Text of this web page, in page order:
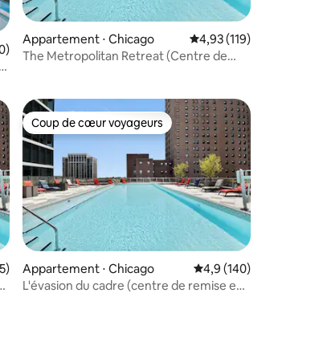
moyenne sur la base de 90 commentaires : 4,87 sur 5
Appartement ⋅ Chicago Évaluation moyenne
4,93 (119)
The Metropolitan Retreat (Centre de
4,97 sur 5
moyenne sur la base de 125 commentaires : 4,92 sur 5
Coup de cœur voyageurs
Coup de cœur voyageurs
Appartement ⋅ Chicago Évaluation moyenne
4,9 (140)
L'évasion du cadre (centre de remise en